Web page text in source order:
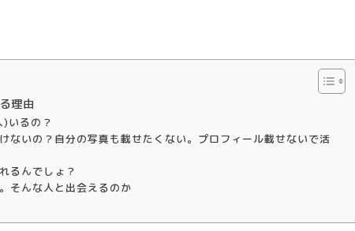
理由
いるの？
ないの？自分の写真も載せたくない。プロフィール載せないで活
るんでしょ？
そんな人と出会えるのか